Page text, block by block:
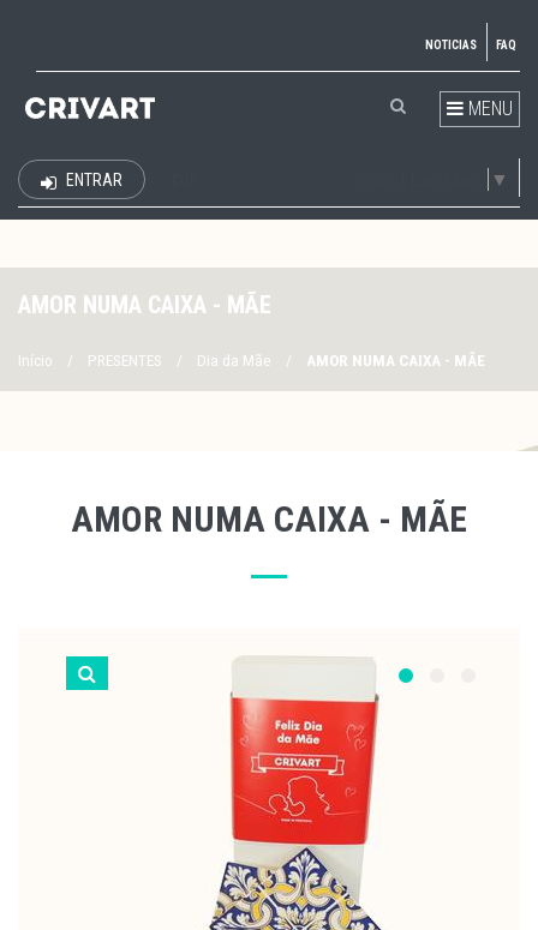
NOTICIAS FAQ
MENU
▼
ENTRAR
AMOR NUMA CAIXA - MÃE
Início / PRESENTES / Dia da Mãe / AMOR NUMA CAIXA - MÃE
AMOR NUMA CAIXA - MÃE